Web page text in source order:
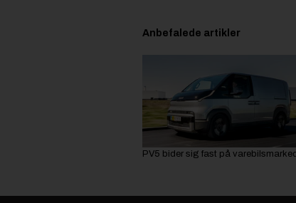
Anbefalede artikler
PV5 bider sig fast på